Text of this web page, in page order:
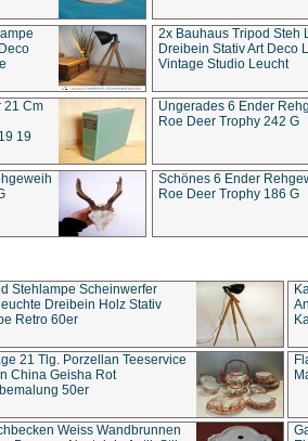
2x Bauhaus Tripod Steh
Dreibein Stativ Art Deco
Vintage Studio Leucht
21 Cm
19
Ungerades 6 Ender
Roe Deer Trophy 242 G
Schönes 6 Ender
Roe Deer Trophy 186 G
Stehlampe Scheinwerfer
Dreibein Holz Stativ
Retro 60er
21 Tlg. Porzellan Teeservice
China Geisha Rot
50er
Weiss Wandbrunnen